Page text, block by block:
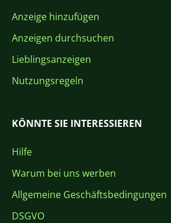
Anzeige hinzufügen
Anzeigen durchsuchen
Lieblingsanzeigen
Nutzungsregeln
KÖNNTE SIE INTERESSIEREN
Hilfe
Warum bei uns werben
Allgemeine Geschäftsbedingungen
DSGVO